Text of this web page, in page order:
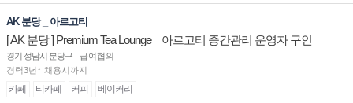
AK 분당 _ 아르고티
[ AK 분당 ] Premium Tea Lounge _ 아르고티 중간관리 운영자 구인 _
경기 성남시 분당구
급여협의
경력3년↑ 채용시까지
카페 티카페 커피 베이커리